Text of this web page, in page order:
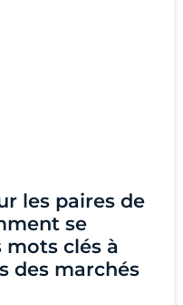
les paires de
se
mots clés à
des marchés